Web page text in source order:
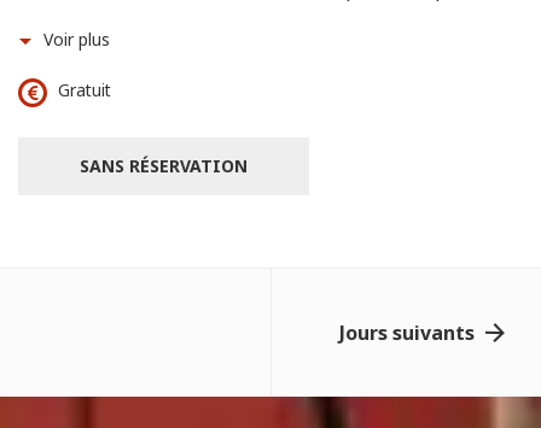
Voir plus
Gratuit
SANS RÉSERVATION
Jours suivants